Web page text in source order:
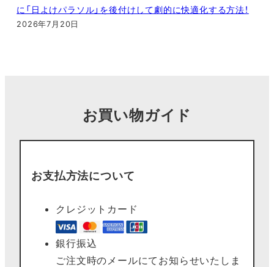
に「日よけパラソル」を後付けして劇的に快適化する方法！
2026年7月20日
お買い物ガイド
お支払方法について
クレジットカード
銀行振込
ご注文時のメールにてお知らせいたしま